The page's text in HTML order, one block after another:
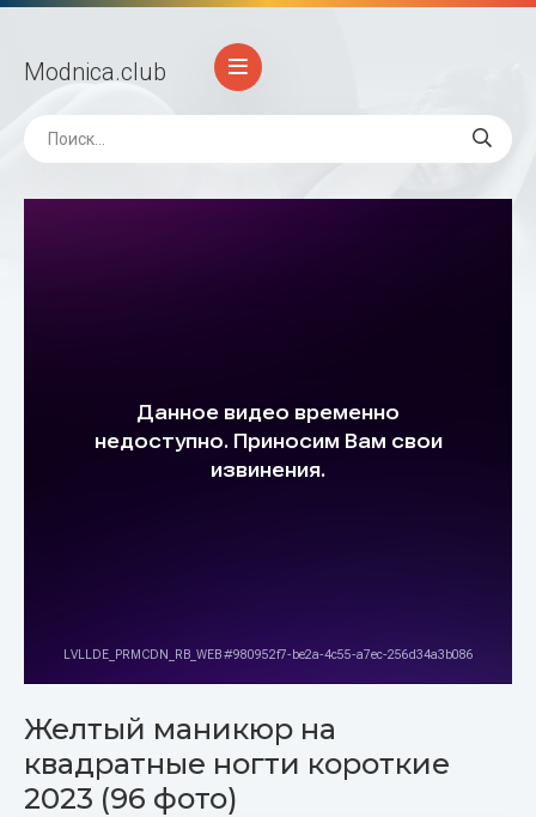
Modnica.club
Желтый маникюр на
квадратные ногти короткие
2023 (96 фото)